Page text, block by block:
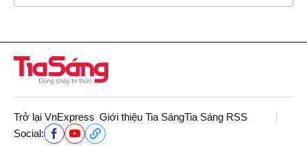
Trở lại VnExpress Giới thiệu Tia SángTia Sáng RSS
Social: